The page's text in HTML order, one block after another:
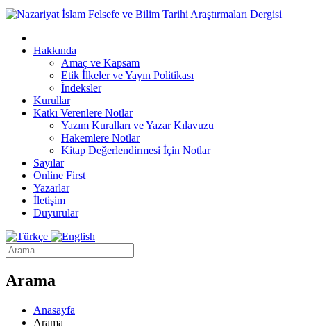
Hakkında
Amaç ve Kapsam
Etik İlkeler ve Yayın Politikası
İndeksler
Kurullar
Katkı Verenlere Notlar
Yazım Kuralları ve Yazar Kılavuzu
Hakemlere Notlar
Kitap Değerlendirmesi İçin Notlar
Sayılar
Online First
Yazarlar
İletişim
Duyurular
Arama
Anasayfa
Arama